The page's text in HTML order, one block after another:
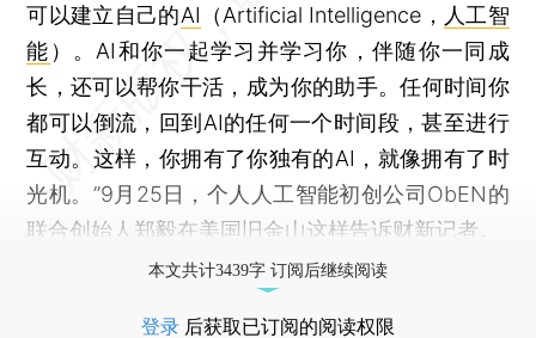
可以建立自己的AI （Artificial Intelligence， 人工智
能 ）。AI和你一起学习并学习你，伴随你一同成
长，还可以帮你干活，成为你的助手。任何时间你
都可以倒流，回到AI的任何一个时间段，甚至进行
互动。这样，你拥有了你独有的AI，就像拥有了时
光机。”9月25日，个人人工智能初创公司ObEN的
联合创始人郑毅在美国旧金山这样告诉财新记者。
本文共计3439字 订阅后继续阅读
登录 后获取已订阅的阅读权限